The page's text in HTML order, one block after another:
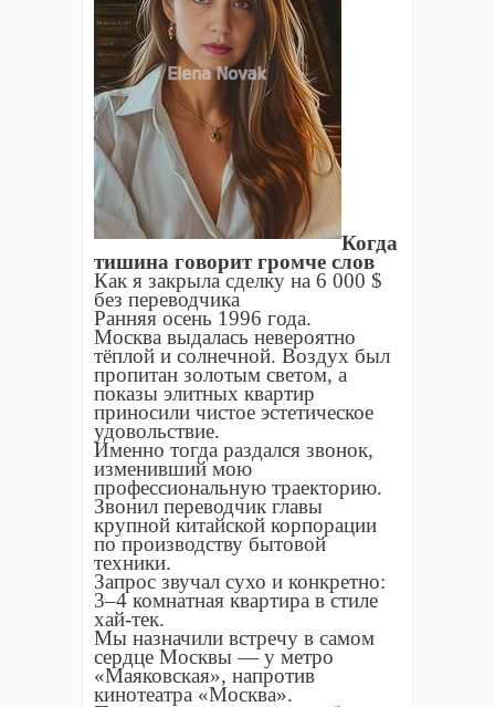
Когда
тишина говорит громче слов
Как я закрыла сделку на 6 000 $
без переводчика
Ранняя осень 1996 года.
Москва выдалась невероятно
тёплой и солнечной. Воздух был
пропитан золотым светом, а
показы элитных квартир
приносили чистое эстетическое
удовольствие.
Именно тогда раздался звонок,
изменивший мою
профессиональную траекторию.
Звонил переводчик главы
крупной китайской корпорации
по производству бытовой
техники.
Запрос звучал сухо и конкретно:
3–4 комнатная квартира в стиле
хай-тек.
Мы назначили встречу в самом
сердце Москвы — у метро
«Маяковская», напротив
кинотеатра «Москва».